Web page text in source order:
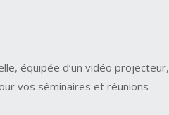
équipée d’un vidéo projecteur,
vos séminaires et réunions